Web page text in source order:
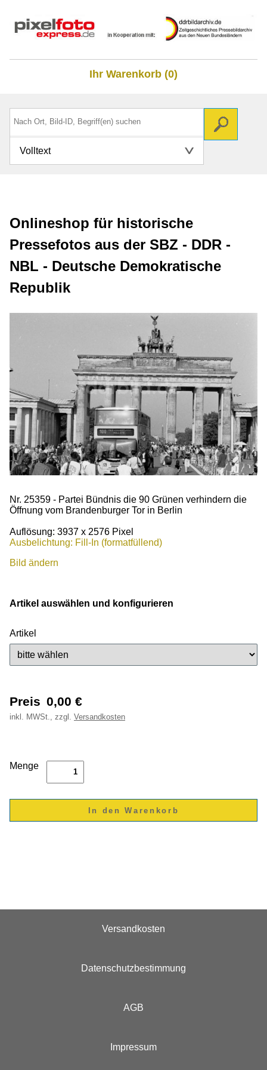
Ihr Warenkorb (0)
Volltext
Onlineshop für historische
Pressefotos aus der SBZ - DDR -
NBL - Deutsche Demokratische
Republik
Nr. 25359 - Partei Bündnis die 90 Grünen verhindern die
Öffnung vom Brandenburger Tor in Berlin
Auflösung: 3937 x 2576 Pixel
Ausbelichtung: Fill-In (formatfüllend)
Bild ändern
Artikel auswählen und konfigurieren
Artikel
Preis 0,00 €
inkl. MWSt., zzgl. Versandkosten
Menge
Versandkosten
Datenschutzbestimmung
AGB
Impressum